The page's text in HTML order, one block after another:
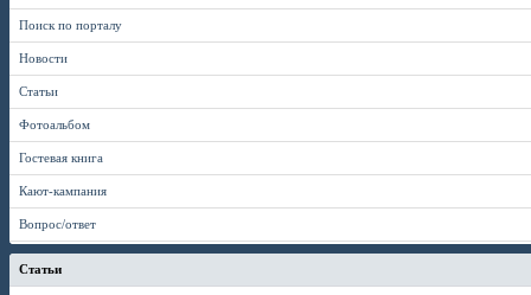
Поиск по порталу
Новости
Статьи
Фотоальбом
Гостевая книга
Кают-кампания
Вопрос/ответ
Статьи